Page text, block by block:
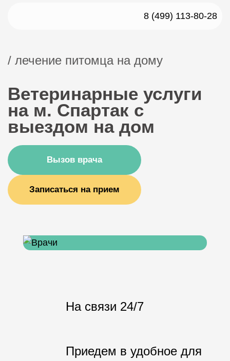
8 (499) 113-80-28
/ лечение питомца на дому
Ветеринарные услуги
на м. Спартак с
выездом на дом
Вызов врача
Записаться на прием
На связи 24/7
Приедем в удобное для